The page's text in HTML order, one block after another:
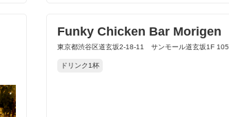
Funky Chicken Bar Morigen
東京都渋谷区道玄坂2-18-11 サンモール道玄坂1F 105
ドリンク1杯